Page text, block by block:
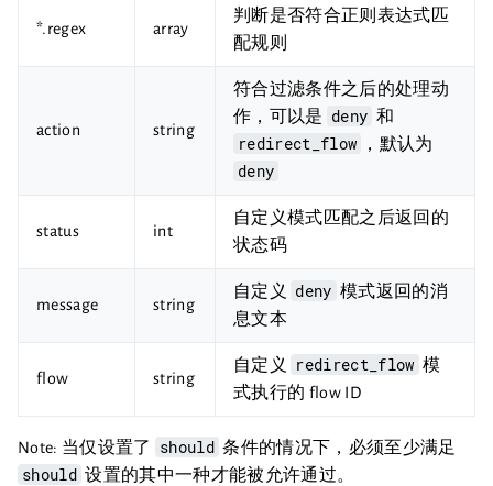
*.regex array
判断是否符合正则表达式匹
配规则
action string
符合过滤条件之后的处理动
作，可以是
deny 和
redirect_flow ，默认为
deny
status int
自定义模式匹配之后返回的
状态码
message string
自定义 deny 模式返回的消
息文本
flow string
自定义 redirect_flow 模
式执行的 flow ID
Note: 当仅设置了 should 条件的情况下，必须至少满足
should 设置的其中一种才能被允许通过。